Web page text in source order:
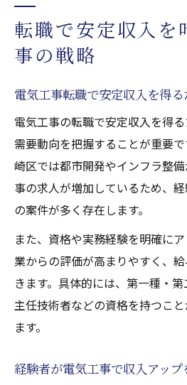
転職で安定収入を
事の戦略
電気工事転職で安定収入を得
電気工事の転職で安定収入を得
需要動向を把握することが重要
崎区では都市開発やインフラ整
事の求人が増加しているため、
の案件が多く存在します。
また、資格や実務経験を明確に
業からの評価が高まりやすく、
きます。具体的には、第一種・
主任技術者などの資格を持つこ
ます。
経験者が電気工事で収入アッ